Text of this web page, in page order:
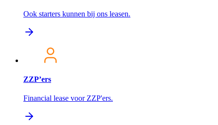
Ook starters kunnen bij ons leasen.
ZZP’ers
Financial lease voor ZZP'ers.